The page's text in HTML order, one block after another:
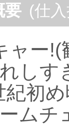
要 (仕
ャー!(
しす
初
ムチ